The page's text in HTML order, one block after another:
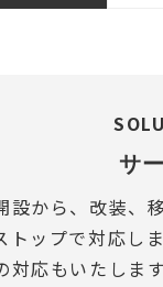
サ
設から、改装、
トップで対応し
対応もいたしま